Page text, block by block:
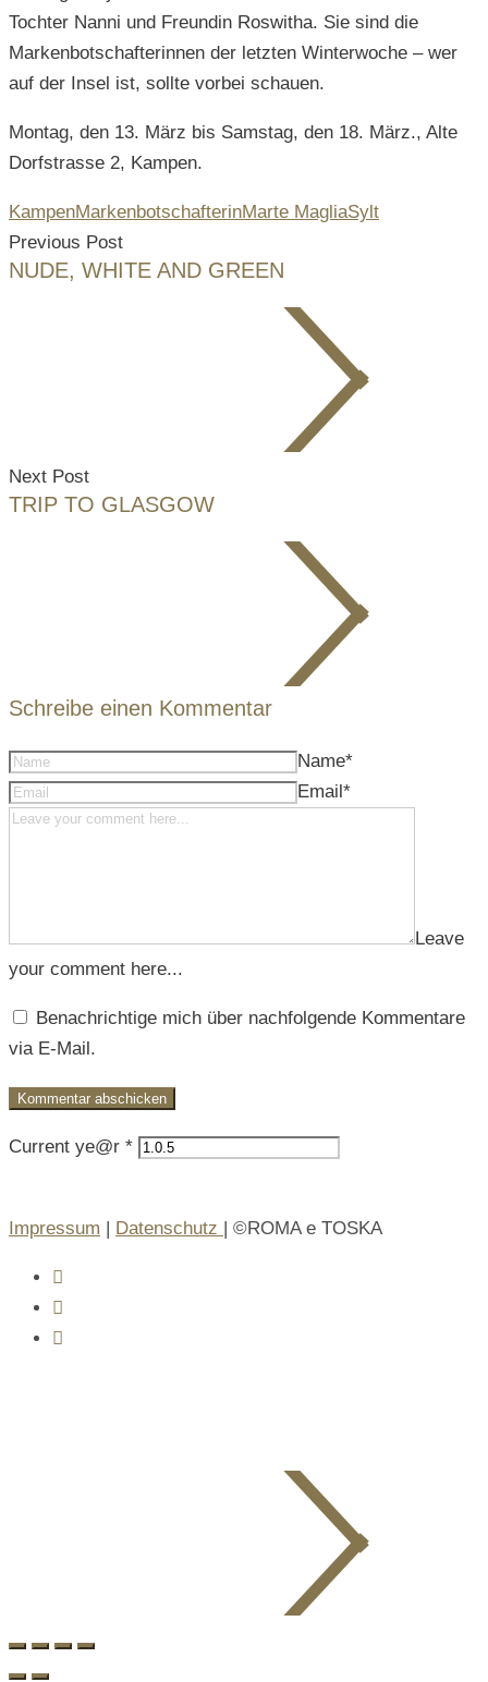
Tochter Nanni und Freundin Roswitha. Sie sind die
Markenbotschafterinnen der letzten Winterwoche – wer
auf der Insel ist, sollte vorbei schauen.
Montag, den 13. März bis Samstag, den 18. März., Alte
Dorfstrasse 2, Kampen.
KampenMarkenbotschafterinMarte MagliaSylt
Previous Post
NUDE, WHITE AND GREEN
Next Post
TRIP TO GLASGOW
Schreibe einen Kommentar
Name*
Email*
Leave
your comment here...
Benachrichtige mich über nachfolgende Kommentare
via E-Mail.
Current ye@r *
Impressum | Datenschutz | ©ROMA e TOSKA